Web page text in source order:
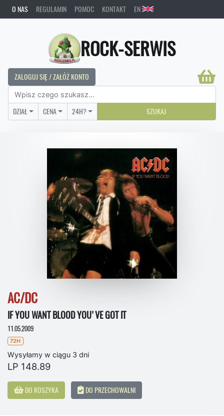
O NAS REGULAMIN POMOC KONTAKT EN
ROCK-SERWIS
ZALOGUJ SIĘ / ZAŁÓŻ KONTO
DZIAŁ CENA 24H? SZUKAJ
AC/DC
IF YOU WANT BLOOD YOU'VE GOT IT
11.05.2009
72H
Wysyłamy w ciągu 3 dni
LP 148.89
DO KOSZYKA DO PRZECHOWALNI